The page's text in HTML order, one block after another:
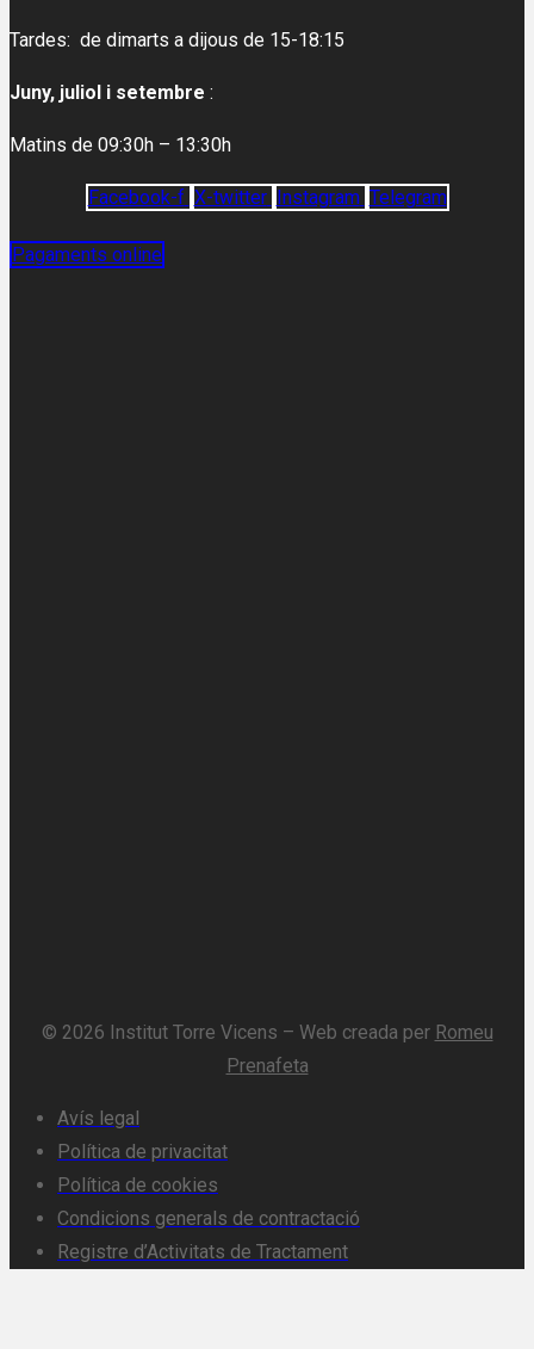
Tardes: de dimarts a dijous de 15-18:15
Juny, juliol i setembre :
Matins de 09:30h – 13:30h
Facebook-f X-twitter Instagram Telegram
Pagaments online
© 2026 Institut Torre Vicens – Web creada per Romeu
Prenafeta
Avís legal
Política de privacitat
Política de cookies
Condicions generals de contractació
Registre d’Activitats de Tractament